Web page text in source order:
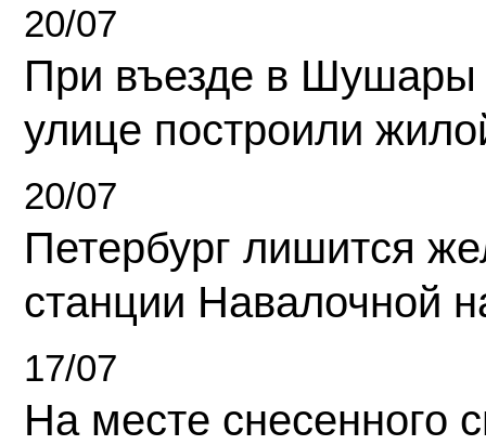
20/07
При въезде в Шушары
улице построили
20/07
Петербург лишится
станции Навалочной
17/07
На месте снесенного